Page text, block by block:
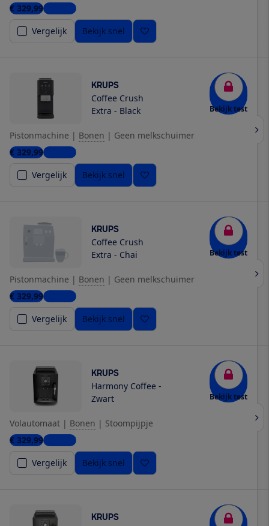
€ 329,991 winkel
Vergelijk
Bekijk snel
KRUPS
Coffee Crush
Extra - Black
Bekijk test
Pistonmachine | Bonen | Geen melkschuimer
€ 329,991 winkel
Vergelijk
Bekijk snel
KRUPS
Coffee Crush
Extra - Chai
Bekijk test
Pistonmachine | Bonen | Geen melkschuimer
€ 329,991 winkel
Vergelijk
Bekijk snel
KRUPS
Harmony Coffee -
Zwart
Bekijk test
Volautomaat | Bonen | Stoompijpje
€ 329,991 winkel
Vergelijk
Bekijk snel
KRUPS